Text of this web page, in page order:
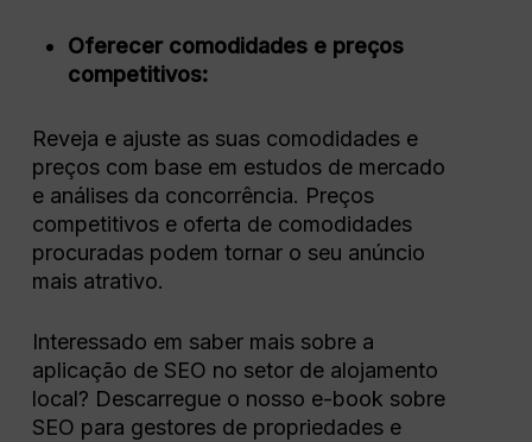
Oferecer comodidades e preços
competitivos:
Reveja e ajuste as suas comodidades e
preços com base em estudos de mercado
e análises da concorrência. Preços
competitivos e oferta de comodidades
procuradas podem tornar o seu anúncio
mais atrativo.
Interessado em saber mais sobre a
aplicação de SEO no setor de alojamento
local? Descarregue o nosso e-book sobre
SEO para gestores de propriedades e